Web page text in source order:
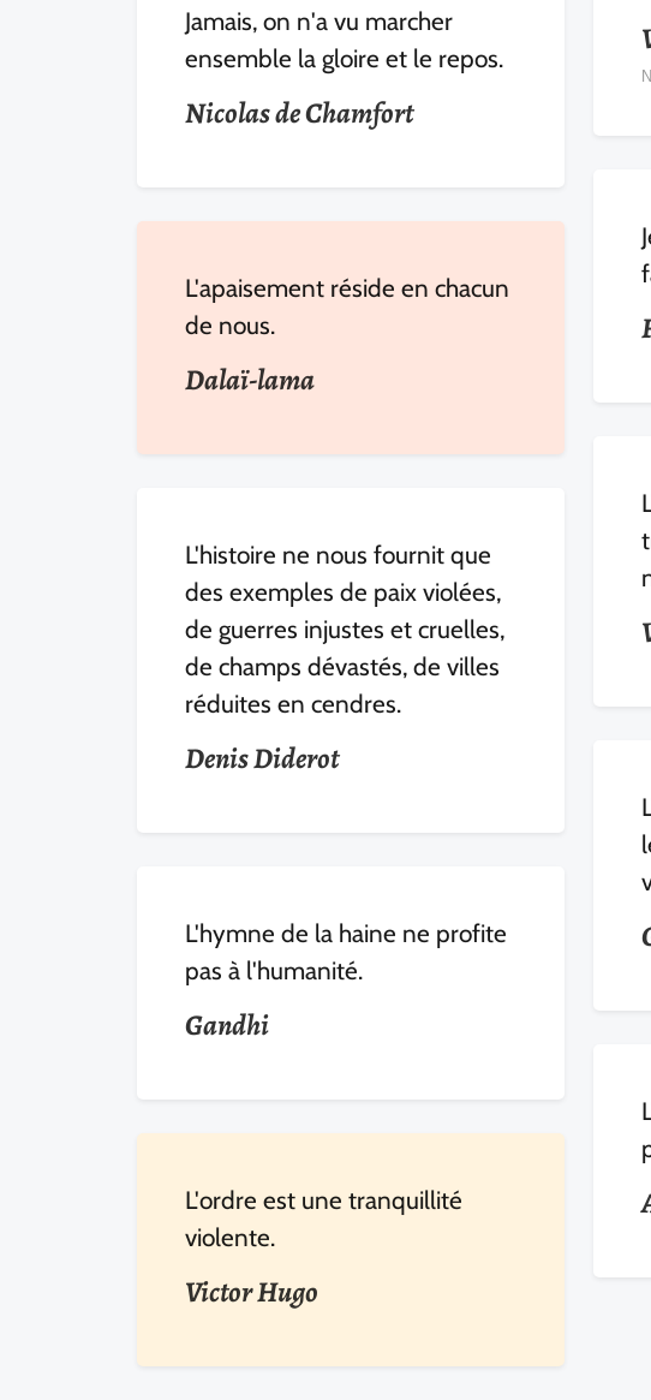
Jamais, on n'a vu marcher
ensemble la gloire et le repos.
Nicolas de Chamfort
L'apaisement réside en chacun
de nous.
Dalaï-lama
L'histoire ne nous fournit que
des exemples de paix violées,
de guerres injustes et cruelles,
de champs dévastés, de villes
réduites en cendres.
Denis Diderot
L'hymne de la haine ne profite
pas à l'humanité.
Gandhi
L'ordre est une tranquillité
violente.
Victor Hugo